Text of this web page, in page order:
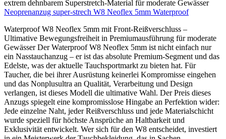
Neoprenanzug super-strech W8 Neoflex 5mm Waterproof
Waterproof W8 Neoflex 5mm mit Front-Reißverschluss –
Ultimative Bewegungsfreiheit in Premiumausführung für moderate
Gewässer Der Waterproof W8 Neoflex 5mm ist nicht einfach nur
ein Nasstauchanzug – er ist das absolute Premium-Segment und das
Edelste, was der aktuelle Tauchsportmarkt zu bieten hat. Für
Taucher, die bei ihrer Ausrüstung keinerlei Kompromisse eingehen
und das Nonplusultra an Qualität, Verarbeitung und Design
verlangen, ist dieses Modell die ultimative Wahl. Der Preis dieses
Anzugs spiegelt eine kompromisslose Hingabe an Perfektion wider:
Jede einzelne Naht, jeder Reißverschluss und jede Materialschicht
wurde speziell für höchste Ansprüche an Haltbarkeit und
Exklusivität entwickelt. Wer sich für den W8 entscheidet, investiert